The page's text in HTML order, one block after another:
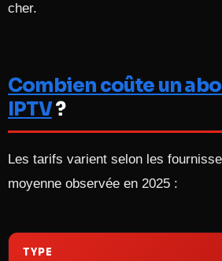
cher.
Combien coûte un
IPTV?
Les tarifs varient selon les
moyenne observée en 2025 :
TYPE